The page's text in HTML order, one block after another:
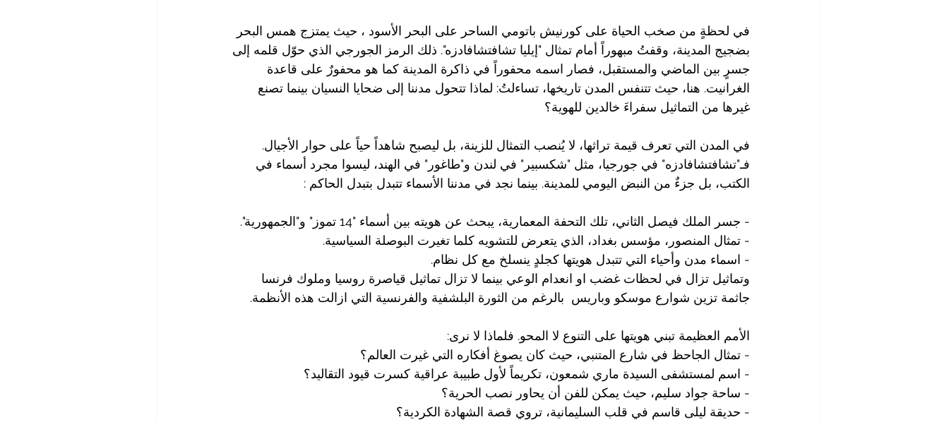
في لحظةٍ من صخب الحياة على كورنيش باتومي الساحر على البحر الأسود ، حيث يمتزج همس البحر
بضجيج المدينة، وقفتُ مبهوراً أمام تمثال "إيليا تشافتشافادزه". ذلك الرمز الجورجي الذي حوّل قلمه إلى
جسرٍ بين الماضي والمستقبل، فصار اسمه محفوراً في ذاكرة المدينة كما هو محفورٌ على قاعدة
الغرانيت. هنا، حيث تتنفس المدن تاريخها، تساءلتُ: لماذا تتحول مدننا إلى ضحايا النسيان بينما تصنع
غيرها من التماثيل سفراءَ خالدين للهوية؟
في المدن التي تعرف قيمة تراثها، لا يُنصب التمثال للزينة، بل ليصبح شاهداً حياً على حوار الأجيال.
فـ"تشافتشافادزه" في جورجيا، مثل "شكسبير" في لندن و"طاغور" في الهند، ليسوا مجرد أسماء في
الكتب، بل جزءٌ من النبض اليومي للمدينة. بينما نجد في مدننا الأسماء تتبدل بتبدل الحاكم :
- جسر الملك فيصل الثاني، تلك التحفة المعمارية، يبحث عن هويته بين أسماء "14 تموز" و"الجمهورية".
- تمثال المنصور، مؤسس بغداد، الذي يتعرض للتشويه كلما تغيرت البوصلة السياسية.
- اسماء مدن وأحياء التي تتبدل هويتها كجلدٍ ينسلخ مع كل نظام.
وتماثيل تزال في لحظات غضب او انعدام الوعي بينما لا تزال تماثيل قياصرة روسيا وملوك فرنسا
جاثمة تزين شوارع موسكو وباريس  بالرغم من الثورة البلشفية والفرنسية التي ازالت هذه الأنظمة.
الأمم العظيمة تبني هويتها على التنوع لا المحو. فلماذا لا نرى:
- تمثال الجاحظ في شارع المتنبي، حيث كان يصوغ أفكاره التي غيرت العالم؟
- اسم لمستشفى السيدة ماري شمعون، تكريماً لأول طبيبة عراقية كسرت قيود التقاليد؟
- ساحة جواد سليم، حيث يمكن للفن أن يحاور نصب الحرية؟
- حديقة ليلى قاسم في قلب السليمانية، تروي قصة الشهادة الكردية؟